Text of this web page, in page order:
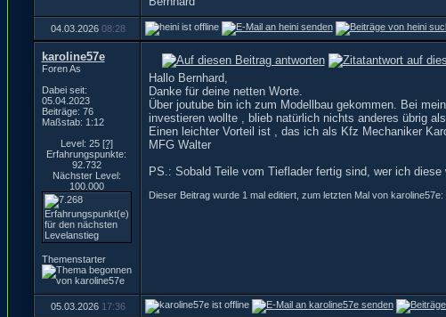
04.03.2026 08:28
karoline57e
Foren As
Dabei seit:
05.04.2023
Beiträge: 76
Maßstab: 1:12
Level: 25 [?]
Erfahrungspunkte:
92.732
Nächster Level:
100.000
Themenstarter
Hallo Bernhard,
Danke für deine netten Worte.
Über joutube bin ich zum Modellbau gekommen. Bei
investieren wollte , blieb natürlich nichts anderes übrig
Einen leichter Vorteil ist , das ich als Kfz Mechaniker
MFG Walter
PS.: Sobald Teile vom Tieflader fertig sind, wer ich
Dieser Beitrag wurde 1 mal editiert, zum letzten Mal von karoline57e:
05.03.2026 17:36